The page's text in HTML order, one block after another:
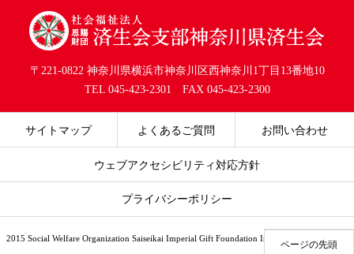
〒221-0822 神奈川県横浜市神奈川区西神奈川1丁目13番地10
TEL 045-423-2301 FAX 045-423-2300
サイトマップ よくあるご質問 お問い合わせ
ウェブアクセシビリティ対応方針
プライバシーポリシー
2015 Social Welfare Organization Saiseikai Imperial Gift Foundation Inc., All rights reserved.
ページの先頭